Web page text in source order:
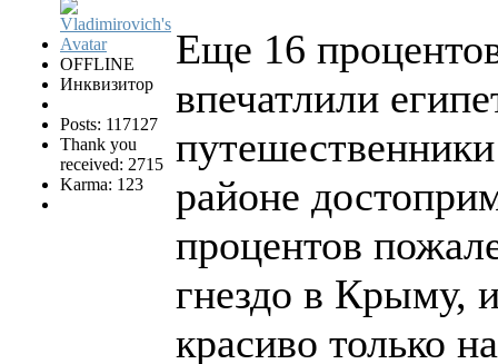
OFFLINE
Инквизитор
Posts: 117127
Thank you
received: 2715
Karma: 123
Еще 16
впечатлили
районе
процентов
гнездо в Крыму,
красиво только